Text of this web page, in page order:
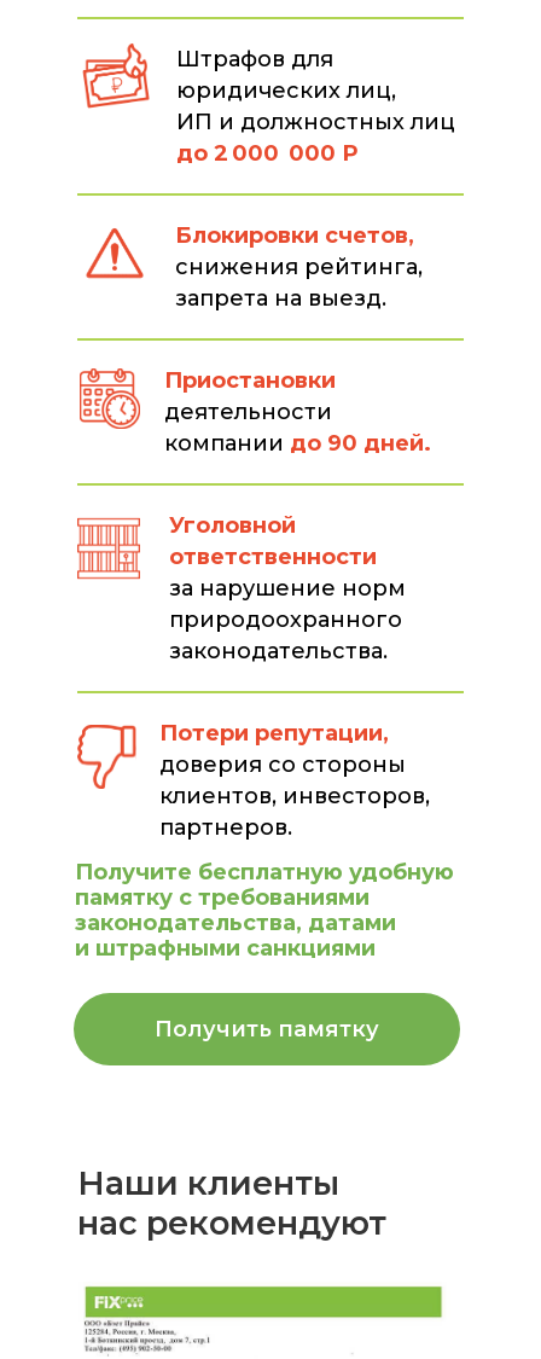
Блокировки счетов,
снижения рейтинга,
запрета на выезд.
Уголовной
ответственности
за нарушение норм
природоохранного
законодательства.
Штрафов для
юридических лиц,
ИП и должностных лиц
до 2 000 000 Р
Приостановки
деятельности
компании до 90 дней.
Потери репутации,
доверия со стороны
клиентов, инвесторов,
партнеров.
Получите бесплатную удобную
памятку с требованиями
законодательства, датами
и штрафными санкциями
Получить памятку
Наши клиенты
нас рекомендуют